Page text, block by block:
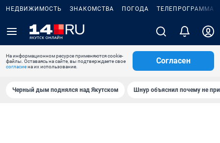
НЕДВИЖИМОСТЬ ЗНАКОМСТВА ПОГОДА ТЕЛЕПРОГРАММА
На информационном ресурсе применяются cookie-
файлы. Оставаясь на сайте, вы подтверждаете свое
согласиена их использование.
Согласен
Черный дым поднялся над Якутском Шнур объяснил почему не